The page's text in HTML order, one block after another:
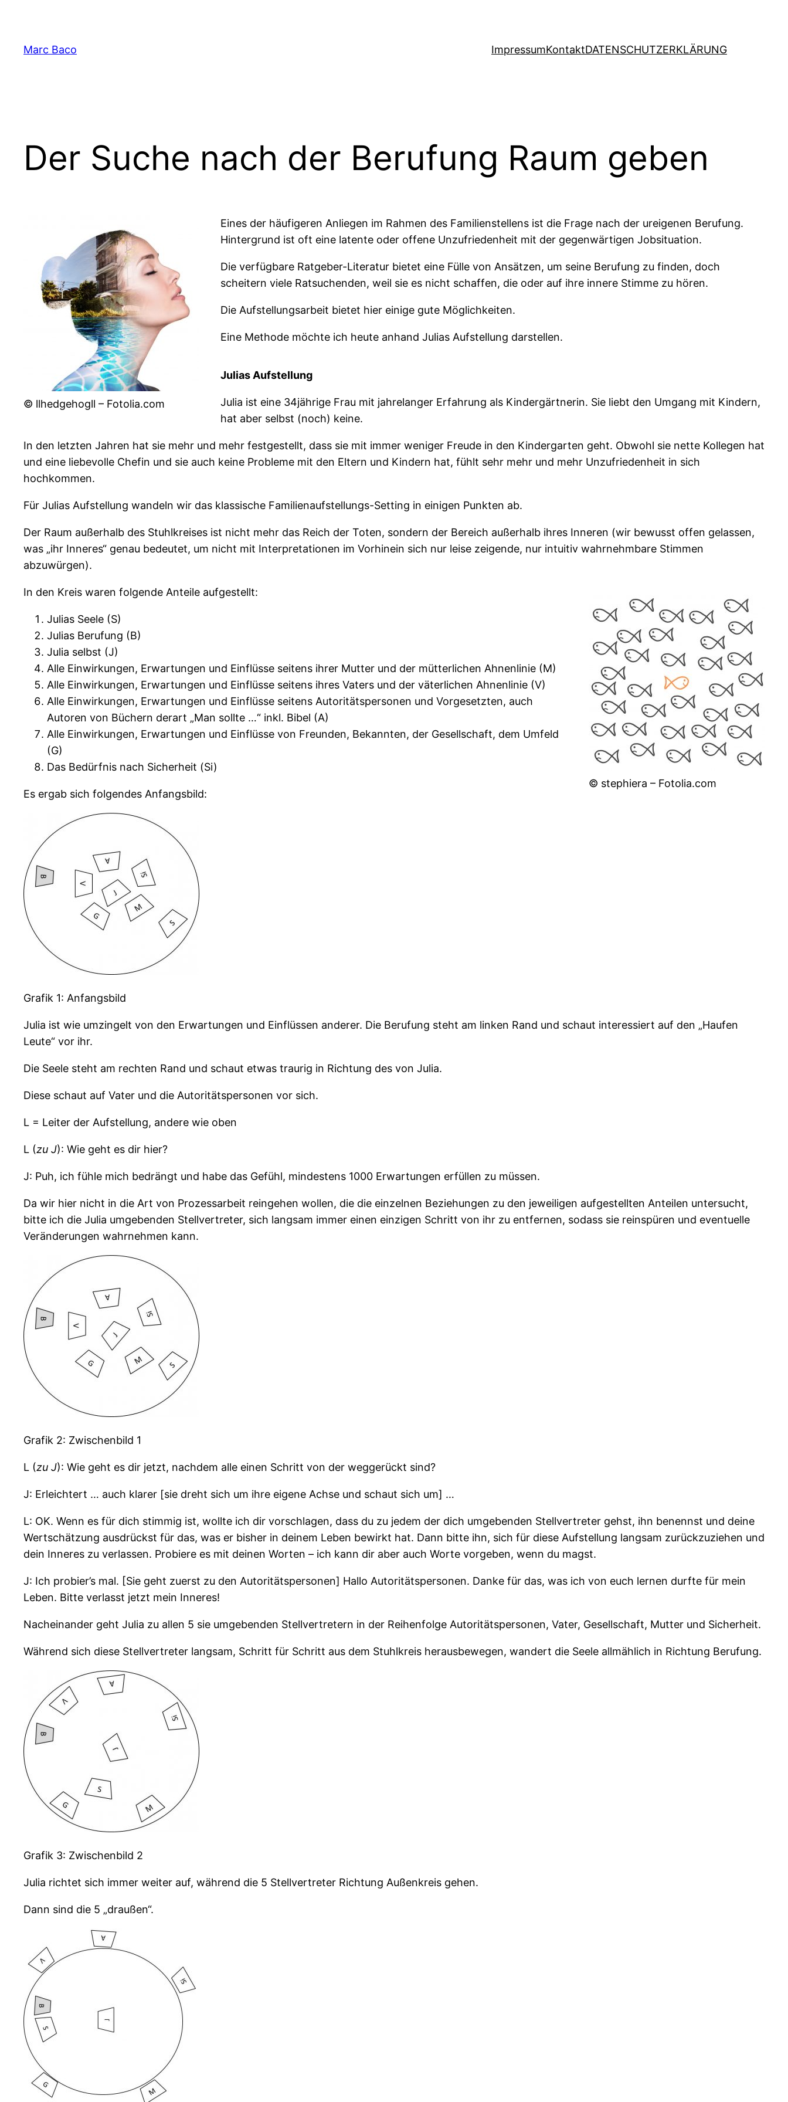
springen
Marc Baco ImpressumKontaktDATENSCHUTZERKLÄRUNG
Der Suche nach der Berufung Raum geben
© llhedgehogll – Fotolia.com
Eines der häufigeren Anliegen im Rahmen des Familienstellens ist die Frage nach der ureigenen Berufung.
Hintergrund ist oft eine latente oder offene Unzufriedenheit mit der gegenwärtigen Jobsituation.
Die verfügbare Ratgeber-Literatur bietet eine Fülle von Ansätzen, um seine Berufung zu finden, doch
scheitern viele Ratsuchenden, weil sie es nicht schaffen, die oder auf ihre innere Stimme zu hören.
Die Aufstellungsarbeit bietet hier einige gute Möglichkeiten.
Eine Methode möchte ich heute anhand Julias Aufstellung darstellen.
Julias Aufstellung
Julia ist eine 34jährige Frau mit jahrelanger Erfahrung als Kindergärtnerin. Sie liebt den Umgang mit Kindern,
hat aber selbst (noch) keine.
In den letzten Jahren hat sie mehr und mehr festgestellt, dass sie mit immer weniger Freude in den Kindergarten geht. Obwohl sie nette Kollegen hat
und eine liebevolle Chefin und sie auch keine Probleme mit den Eltern und Kindern hat, fühlt sehr mehr und mehr Unzufriedenheit in sich
hochkommen.
Für Julias Aufstellung wandeln wir das klassische Familienaufstellungs-Setting in einigen Punkten ab.
Der Raum außerhalb des Stuhlkreises ist nicht mehr das Reich der Toten, sondern der Bereich außerhalb ihres Inneren (wir bewusst offen gelassen,
was „ihr Inneres“ genau bedeutet, um nicht mit Interpretationen im Vorhinein sich nur leise zeigende, nur intuitiv wahrnehmbare Stimmen
abzuwürgen).
© stephiera – Fotolia.com
In den Kreis waren folgende Anteile aufgestellt:
Julias Seele (S)
Julias Berufung (B)
Julia selbst (J)
Alle Einwirkungen, Erwartungen und Einflüsse seitens ihrer Mutter und der mütterlichen Ahnenlinie (M)
Alle Einwirkungen, Erwartungen und Einflüsse seitens ihres Vaters und der väterlichen Ahnenlinie (V)
Alle Einwirkungen, Erwartungen und Einflüsse seitens Autoritätspersonen und Vorgesetzten, auch
Autoren von Büchern derart „Man sollte …“ inkl. Bibel (A)
Alle Einwirkungen, Erwartungen und Einflüsse von Freunden, Bekannten, der Gesellschaft, dem Umfeld
(G)
Das Bedürfnis nach Sicherheit (Si)
Es ergab sich folgendes Anfangsbild:
Grafik 1: Anfangsbild
Julia ist wie umzingelt von den Erwartungen und Einflüssen anderer. Die Berufung steht am linken Rand und schaut interessiert auf den „Haufen
Leute“ vor ihr.
Die Seele steht am rechten Rand und schaut etwas traurig in Richtung des von Julia.
Diese schaut auf Vater und die Autoritätspersonen vor sich.
L = Leiter der Aufstellung, andere wie oben
L (zu J): Wie geht es dir hier?
J: Puh, ich fühle mich bedrängt und habe das Gefühl, mindestens 1000 Erwartungen erfüllen zu müssen.
Da wir hier nicht in die Art von Prozessarbeit reingehen wollen, die die einzelnen Beziehungen zu den jeweiligen aufgestellten Anteilen untersucht,
bitte ich die Julia umgebenden Stellvertreter, sich langsam immer einen einzigen Schritt von ihr zu entfernen, sodass sie reinspüren und eventuelle
Veränderungen wahrnehmen kann.
Grafik 2: Zwischenbild 1
L (zu J): Wie geht es dir jetzt, nachdem alle einen Schritt von der weggerückt sind?
J: Erleichtert … auch klarer [sie dreht sich um ihre eigene Achse und schaut sich um] …
L: OK. Wenn es für dich stimmig ist, wollte ich dir vorschlagen, dass du zu jedem der dich umgebenden Stellvertreter gehst, ihn benennst und deine
Wertschätzung ausdrückst für das, was er bisher in deinem Leben bewirkt hat. Dann bitte ihn, sich für diese Aufstellung langsam zurückzuziehen und
dein Inneres zu verlassen. Probiere es mit deinen Worten – ich kann dir aber auch Worte vorgeben, wenn du magst.
J: Ich probier’s mal. [Sie geht zuerst zu den Autoritätspersonen] Hallo Autoritätspersonen. Danke für das, was ich von euch lernen durfte für mein
Leben. Bitte verlasst jetzt mein Inneres!
Nacheinander geht Julia zu allen 5 sie umgebenden Stellvertretern in der Reihenfolge Autoritätspersonen, Vater, Gesellschaft, Mutter und Sicherheit.
Während sich diese Stellvertreter langsam, Schritt für Schritt aus dem Stuhlkreis herausbewegen, wandert die Seele allmählich in Richtung Berufung.
Grafik 3: Zwischenbild 2
Julia richtet sich immer weiter auf, während die 5 Stellvertreter Richtung Außenkreis gehen.
Dann sind die 5 „draußen“.